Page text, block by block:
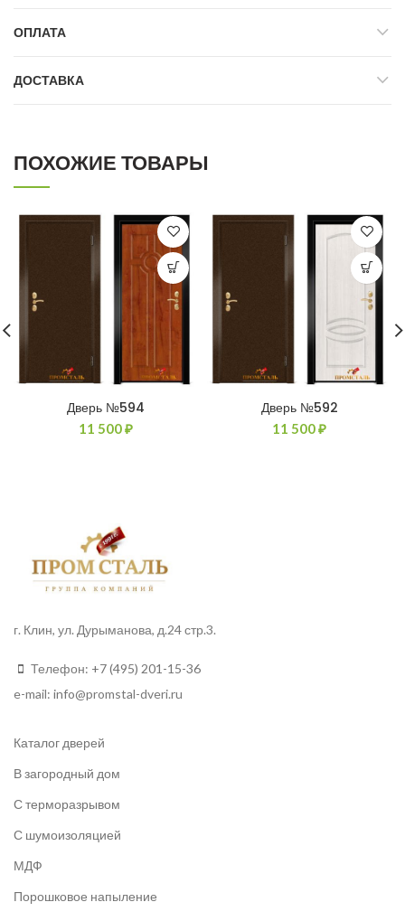
ОПЛАТА
ДОСТАВКА
ПОХОЖИЕ ТОВАРЫ
Дверь №594
11 500₽
Дверь №592
11 500₽
г. Клин, ул. Дурыманова, д.24 стр.3.
Телефон: +7 (495) 201-15-36
e-mail: info@promstal-dveri.ru
Каталог дверей
В загородный дом
С терморазрывом
С шумоизоляцией
МДФ
Порошковое напыление